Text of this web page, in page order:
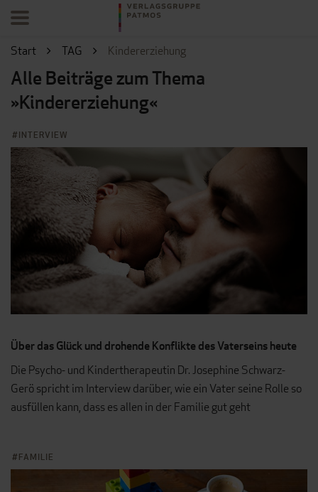
Start TAG Kindererziehung
Alle Beiträge zum Thema
»Kindererziehung«
INTERVIEW
Über das Glück und drohende Konflikte des Vaterseins heute
Die Psycho- und Kindertherapeutin Dr. Josephine Schwarz-
Gerö spricht im Interview darüber, wie ein Vater seine Rolle so
ausfüllen kann, dass es allen in der Familie gut geht
FAMILIE